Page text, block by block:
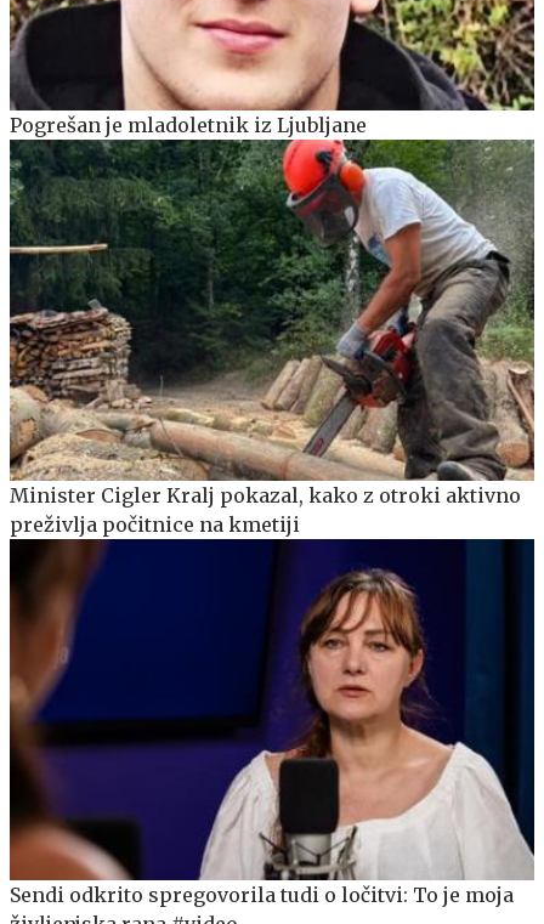
Pogrešan je mladoletnik iz Ljubljane
Minister Cigler Kralj pokazal, kako z otroki aktivno
preživlja počitnice na kmetiji
Sendi odkrito spregovorila tudi o ločitvi: To je moja